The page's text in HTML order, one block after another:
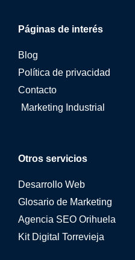
Otros servicios
Desarrollo Web
Glosario de Marketing
Agencia SEO Orihuela
Kit Digital Torrevieja
Páginas de interés
Blog
Política de privacidad
Contacto
Marketing Industrial